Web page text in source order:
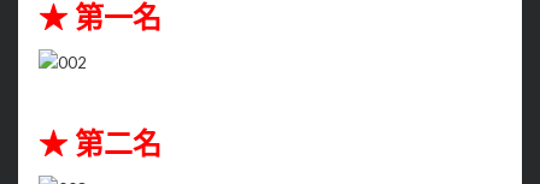
★ 第一名
★ 第二名